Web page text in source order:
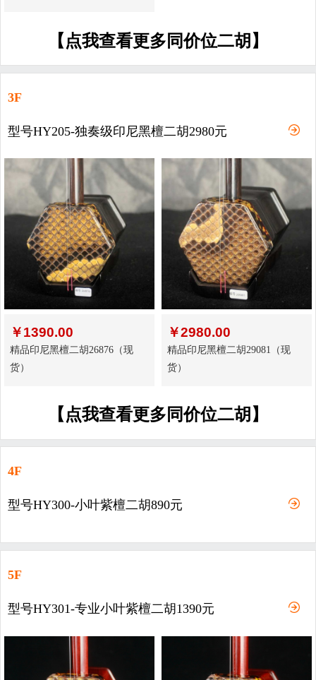
【点我查看更多同价位二胡】
3F
型号HY205-独奏级印尼黑檀二胡2980元
￥1390.00
精品印尼黑檀二胡26876（现
货）
￥2980.00
精品印尼黑檀二胡29081（现
货）
【点我查看更多同价位二胡】
4F
型号HY300-小叶紫檀二胡890元
5F
型号HY301-专业小叶紫檀二胡1390元